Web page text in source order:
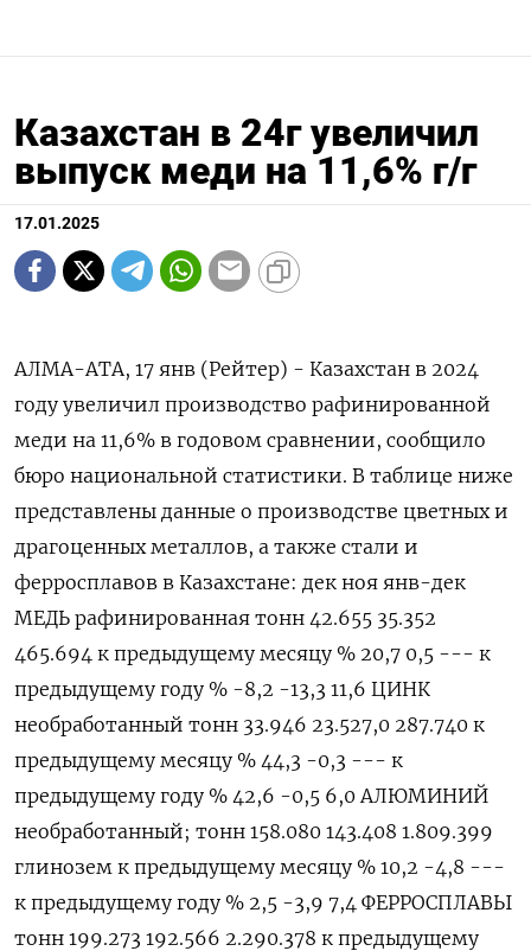
Казахстан в 24г увеличил
выпуск меди на 11,6% г/г
17.01.2025
АЛМА-АТА, 17 янв (Рейтер) - Казахстан в 2024
году увеличил производство рафинированной
меди на 11,6% в годовом сравнении, сообщило
бюро национальной статистики. В таблице ниже
представлены данные о производстве цветных и
драгоценных металлов, а также стали и
ферросплавов в Казахстане: дек ноя янв-дек
МЕДЬ рафинированная тонн 42.655 35.352
465.694 к предыдущему месяцу % 20,7 0,5 --- к
предыдущему году % -8,2 -13,3 11,6 ЦИНК
необработанный тонн 33.946 23.527,0 287.740 к
предыдущему месяцу % 44,3 -0,3 --- к
предыдущему году % 42,6 -0,5 6,0 АЛЮМИНИЙ
необработанный; тонн 158.080 143.408 1.809.399
глинозем к предыдущему месяцу % 10,2 -4,8 ---
к предыдущему году % 2,5 -3,9 7,4 ФЕРРОСПЛАВЫ
тонн 199.273 192.566 2.290.378 к предыдущему